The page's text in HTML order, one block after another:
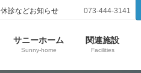
休診などお知らせ 073-444-3141
サニーホーム
Sunny-home
関連施設
Facilities